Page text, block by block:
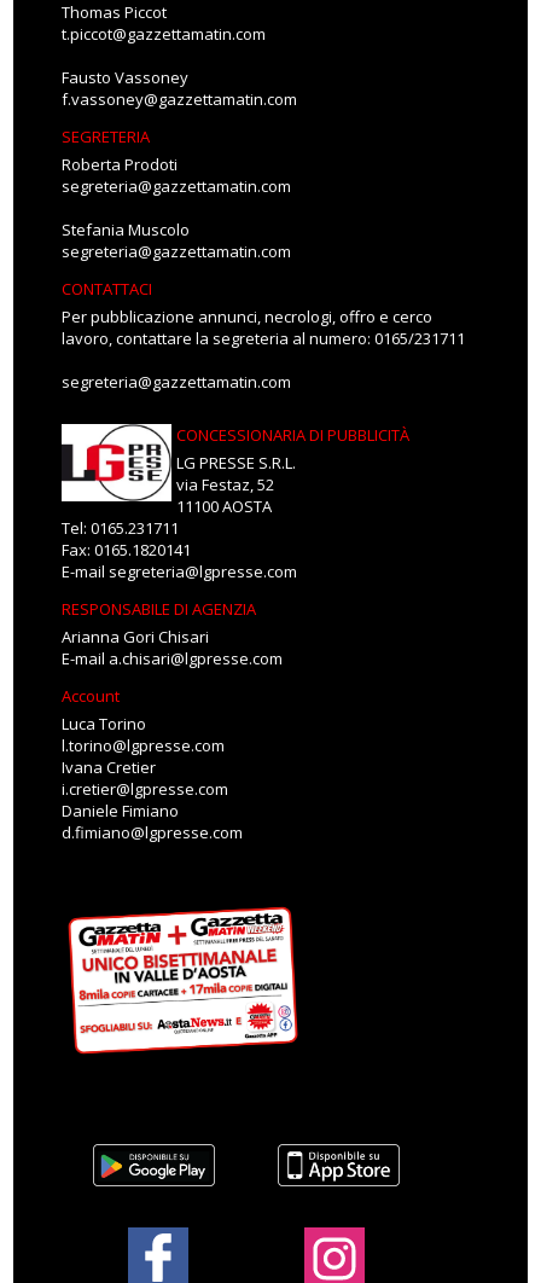
Thomas Piccot
t.piccot@gazzettamatin.com
Fausto Vassoney
f.vassoney@gazzettamatin.com
SEGRETERIA
Roberta Prodoti
segreteria@gazzettamatin.com
Stefania Muscolo
segreteria@gazzettamatin.com
CONTATTACI
Per pubblicazione annunci, necrologi, offro e cerco
lavoro, contattare la segreteria al numero: 0165/231711
segreteria@gazzettamatin.com
CONCESSIONARIA DI PUBBLICITÀ
LG PRESSE S.R.L.
via Festaz, 52
11100 AOSTA
Tel: 0165.231711
Fax: 0165.1820141
E-mail segreteria@lgpresse.com
RESPONSABILE DI AGENZIA
Arianna Gori Chisari
E-mail a.chisari@lgpresse.com
Account
Luca Torino
l.torino@lgpresse.com
Ivana Cretier
i.cretier@lgpresse.com
Daniele Fimiano
d.fimiano@lgpresse.com